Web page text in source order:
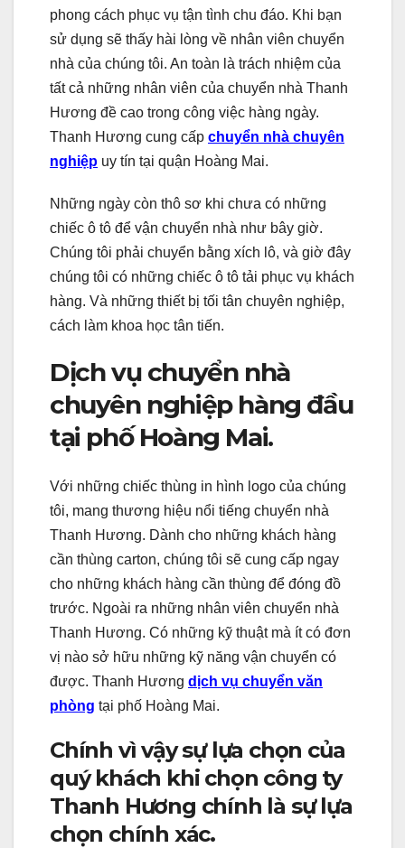
phong cách phục vụ tận tình chu đáo. Khi bạn
sử dụng sẽ thấy hài lòng về nhân viên chuyển
nhà của chúng tôi. An toàn là trách nhiệm của
tất cả những nhân viên của chuyển nhà Thanh
Hương đề cao trong công việc hàng ngày.
Thanh Hương cung cấp chuyển nhà chuyên
nghiệp uy tín tại quận Hoàng Mai.
Những ngày còn thô sơ khi chưa có những
chiếc ô tô để vận chuyển nhà như bây giờ.
Chúng tôi phải chuyển bằng xích lô, và giờ đây
chúng tôi có những chiếc ô tô tải phục vụ khách
hàng. Và những thiết bị tối tân chuyên nghiệp,
cách làm khoa học tân tiến.
Dịch vụ chuyển nhà
chuyên nghiệp hàng đầu
tại phố Hoàng Mai.
Với những chiếc thùng in hình logo của chúng
tôi, mang thương hiệu nổi tiếng chuyển nhà
Thanh Hương. Dành cho những khách hàng
cần thùng carton, chúng tôi sẽ cung cấp ngay
cho những khách hàng cần thùng để đóng đồ
trước. Ngoài ra những nhân viên chuyển nhà
Thanh Hương. Có những kỹ thuật mà ít có đơn
vị nào sở hữu những kỹ năng vận chuyển có
được. Thanh Hương dịch vụ chuyển văn
phòng tại phố Hoàng Mai.
Chính vì vậy sự lựa chọn của
quý khách khi chọn công ty
Thanh Hương chính là sự lựa
chọn chính xác.